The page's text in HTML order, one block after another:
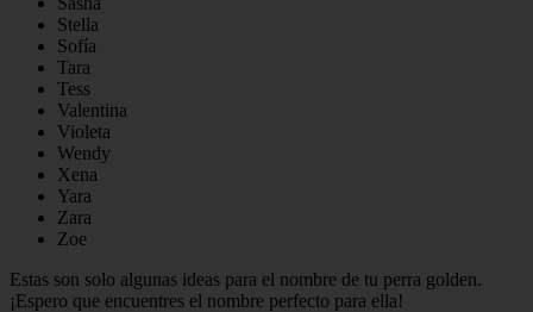
Stella
Sofía
Tara
Tess
Valentina
Violeta
Wendy
Xena
Yara
Zara
Zoe
Estas son solo algunas ideas para el nombre de tu perra golden.
¡Espero que encuentres el nombre perfecto para ella!